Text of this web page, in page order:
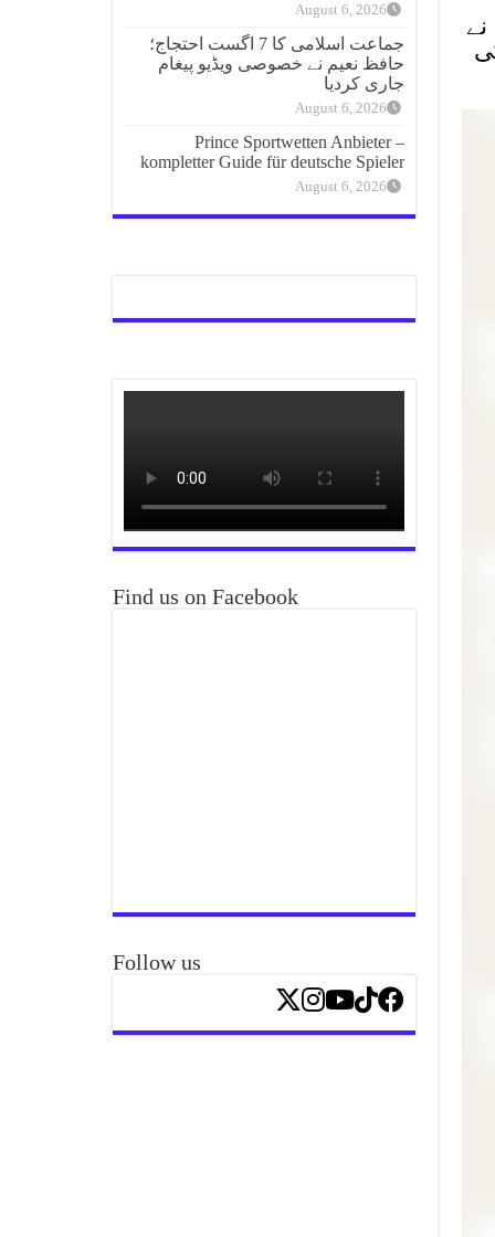
August 6, 2026
جماعت اسلامی کا 7 اگست احتجاج؛
حافظ نعیم نے خصوصی ویڈیو پیغام
جاری کردیا
August 6, 2026
Prince Sportwetten Anbieter –
kompletter Guide für deutsche Spieler
August 6, 2026
Find us on Facebook
Follow us